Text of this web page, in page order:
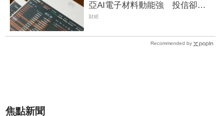
亞AI電子材料動能強 投信卻撤
出2.1億元逾2千張
財經
Recommended by
焦點新聞